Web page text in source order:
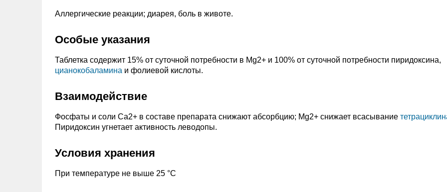
Аллергические реакции; диарея, боль в животе.
Особые указания
Таблетка содержит 15% от суточной потребности в Mg2+ и 100% от суточной потребности пиридоксина,
цианокобаламина и фолиевой кислоты.
Взаимодействие
Фосфаты и соли Ca2+ в составе препарата снижают абсорбцию; Mg2+ снижает всасывание
Пиридоксин угнетает активность леводопы.
Условия хранения
При температуре не выше 25 °С